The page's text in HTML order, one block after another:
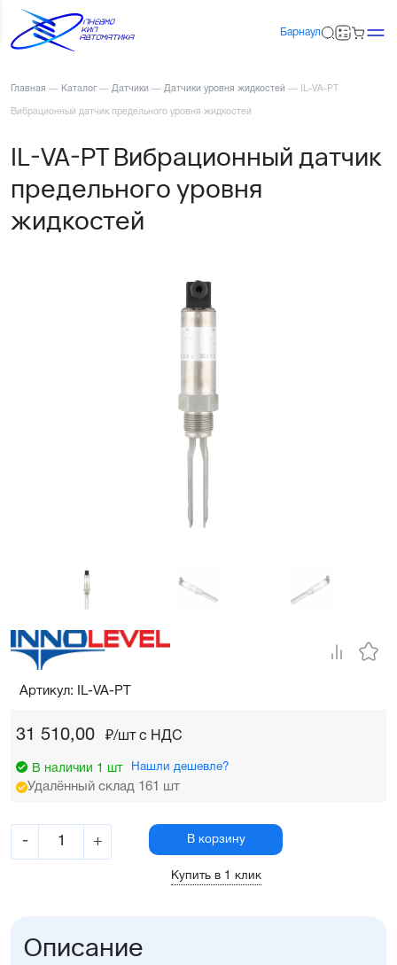
Барнаул
Главная — Каталог — Датчики — Датчики уровня жидкостей — IL-VA-PT
Вибрационный датчик предельного уровня жидкостей
IL-VA-PT Вибрационный датчик
предельного уровня
жидкостей
31 510,00 ₽/шт c НДС
В наличии 1 шт Нашли дешевле?
Удалённый склад 161 шт
- + В корзину
Купить в 1 клик
Артикул: IL-VA-PT
Описание